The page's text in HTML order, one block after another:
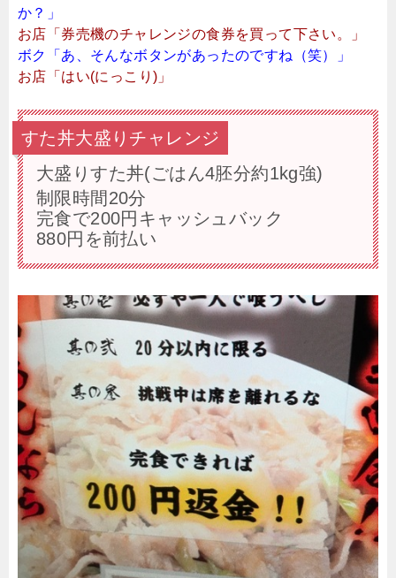
か？」
お店「券売機のチャレンジの食券を買って下さい。」
ボク「あ、そんなボタンがあったのですね（笑）」
お店「はい(にっこり)」
すた丼大盛りチャレンジ
大盛りすた丼(ごはん4胚分約1kg強)
制限時間20分
完食で200円キャッシュバック
880円を前払い